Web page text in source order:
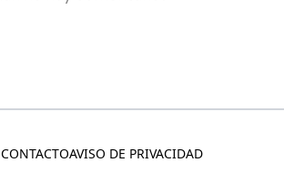
CONTACTOAVISO DE PRIVACIDAD